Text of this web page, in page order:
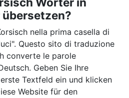
nella prima casella di
Questo sito di traduzione
converte le parole
Geben Sie Ihre
Textfeld ein und klicken
Website für den